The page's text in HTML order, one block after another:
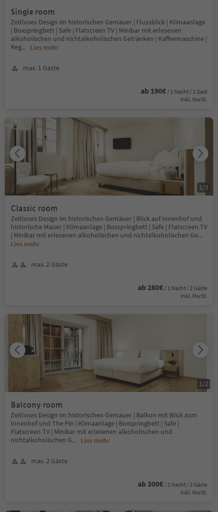
Single room
Zeitloses Design im historischen Gemäuer | Flussblick | Klimaanlage
| Boxspringbett | Safe | Flatscreen TV | Minibar mit erlesenen
alkoholischen und nichtalkoholischen Getränken | Kaffeemaschine |
Reg... Lies mehr
max. 1 Gäste
ab 190€ / 1 Nacht / 1 Gast
Inkl. MwSt.
Classic room
Zeitloses Design im historischen Gemäuer | Blick auf Innenhof und
historische Mauer | Klimaanlage | Boxspringbett | Safe | Flatscreen TV
| Minibar mit erlesenen alkoholischen und nichtalkoholischen Ge...
Lies mehr
max. 2 Gäste
ab 280€ / 1 Nacht / 2 Gäste
Inkl. MwSt.
1/3
Balcony room
Zeitloses Design im historischen Gemäuer | Balkon mit Blick zum
Innenhof und The Pin | Klimaanlage | Boxspringbett | Safe |
Flatscreen TV | Minibar mit erlesenen alkoholischen und
nichtalkoholischen G... Lies mehr
max. 2 Gäste
ab 300€ / 1 Nacht / 2 Gäste
Inkl. MwSt.
1/2